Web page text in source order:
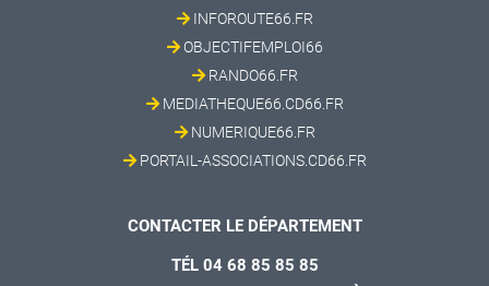
INFOROUTE66.FR
OBJECTIFEMPLOI66
RANDO66.FR
MEDIATHEQUE66.CD66.FR
NUMERIQUE66.FR
PORTAIL-ASSOCIATIONS.CD66.FR
CONTACTER LE DÉPARTEMENT
TÉL 04 68 85 85 85